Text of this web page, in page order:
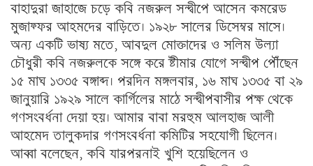
বাহাদুরা জাহাজে চড়ে কবি নজরুল সন্দ্বীপে আসেন কমরেড
মুজাফ্ফর আহমদের বাড়িতে। ১৯২৮ সালের ডিসেম্বর মাসে।
অন্য একটি ভাষ্য মতে, আবদুল মোক্তাদের ও সলিম উল্যা
চৌধুরী কবি নজরুলকে সঙ্গে করে ষ্টীমার যোগে সন্দ্বীপ পৌঁছেন
১৫ মাঘ ১৩৩৫ বঙ্গাব্দ। পরদিন মঙ্গলবার, ১৬ মাঘ ১৩৩৫ বা ২৯
জানুয়ারি ১৯২৯ সালে কার্গিলের মাঠে সন্দ্বীপবাসীর পক্ষ থেকে
গণসংবর্ধনা দেয়া হয়। আমার বাবা মরহুম আলহাজ আলী
আহমেদ তালুকদার গণসংবর্ধনা কমিটির সহযোগী ছিলেন।
আব্বা বলেছেন, কবি যারপরনাই খুশি হয়েছিলেন ও